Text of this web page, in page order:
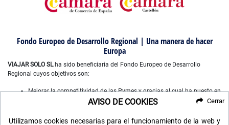
Fondo Europeo de Desarrollo Regional | Una manera de hacer
Europa
VIAJAR SOLO SLha sido beneficiaria del Fondo Europeo de Desarrollo
Regional cuyos objetivos son:
Mejorar la competitividad de las Pymes y gracias al cual ha puesto en
marcha un Plan de Marketing Digital Internacional, con el objetivo de
año 2022-2023. Para ello ha contado con el apoyo del Programa
AVISO DE COOKIES
Utilizamos cookies necesarias para el funcionamiento de la web y
Cerrar